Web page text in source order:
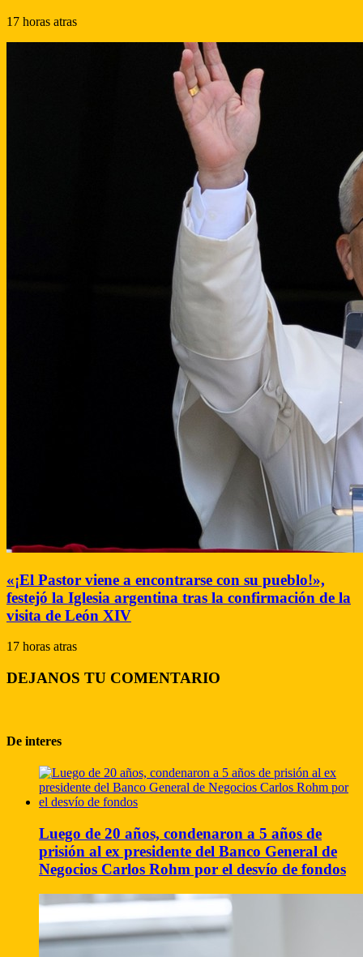
17 horas atras
«¡El Pastor viene a encontrarse con su pueblo!»,
festejó la Iglesia argentina tras la confirmación de la
visita de León XIV
17 horas atras
DEJANOS TU COMENTARIO
De interes
Luego de 20 años, condenaron a 5 años de
prisión al ex presidente del Banco General de
Negocios Carlos Rohm por el desvío de fondos